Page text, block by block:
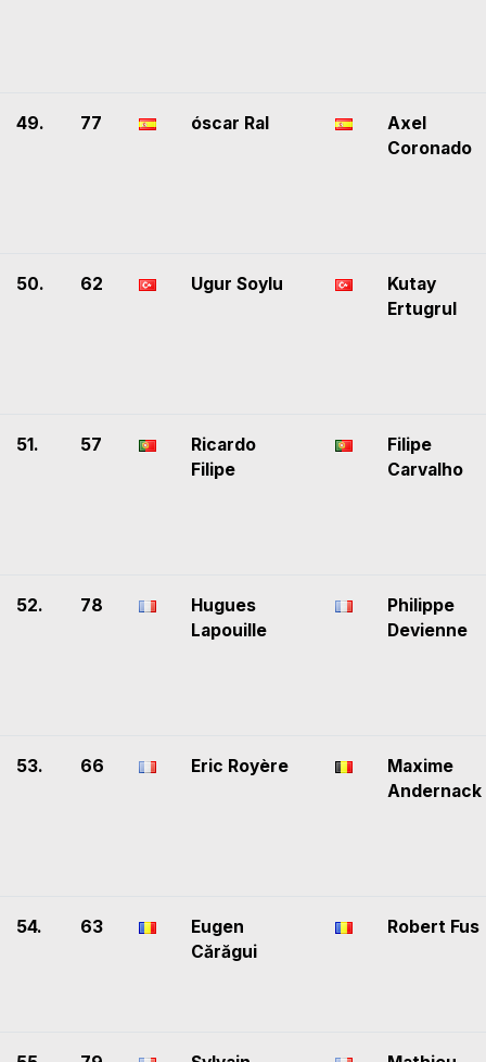
49. 77 óscar Ral
Axel
Coronado
50. 62 Ugur Soylu
Kutay
Ertugrul
51. 57
Ricardo
Filipe
Filipe
Carvalho
52. 78
Hugues
Lapouille
Philippe
Devienne
53. 66 Eric Royère
Maxime
Andernack
54. 63
Eugen
Cărăgui
Robert Fus